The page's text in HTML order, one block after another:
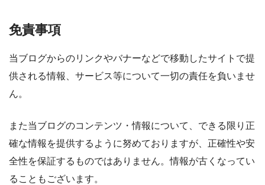
免責事項
当ブログからのリンクやバナーなどで移動したサイトで提
供される情報、サービス等について一切の責任を負いませ
ん。
また当ブログのコンテンツ・情報について、できる限り正
確な情報を提供するように努めておりますが、正確性や安
全性を保証するものではありません。情報が古くなってい
ることもございます。